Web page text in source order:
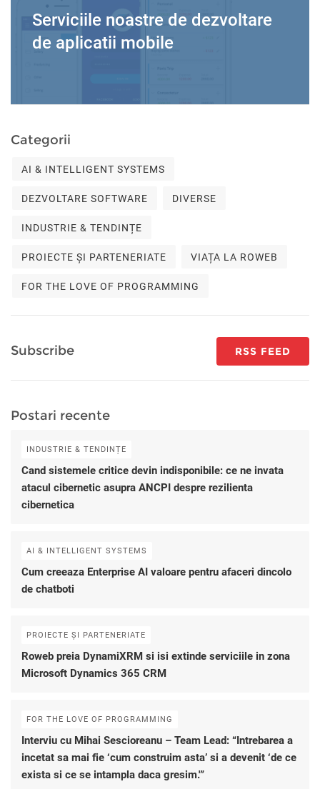
Serviciile noastre de dezvoltare
de aplicatii mobile
Categorii
AI & INTELLIGENT SYSTEMS
DEZVOLTARE SOFTWARE DIVERSE
INDUSTRIE & TENDINȚE
PROIECTE ȘI PARTENERIATE VIAȚA LA ROWEB
FOR THE LOVE OF PROGRAMMING
Subscribe RSS FEED
Postari recente
INDUSTRIE & TENDINȚE
Cand sistemele critice devin indisponibile: ce ne invata
atacul cibernetic asupra ANCPI despre rezilienta
cibernetica
AI & INTELLIGENT SYSTEMS
Cum creeaza Enterprise AI valoare pentru afaceri dincolo
de chatboti
PROIECTE ȘI PARTENERIATE
Roweb preia DynamiXRM si isi extinde serviciile in zona
Microsoft Dynamics 365 CRM
FOR THE LOVE OF PROGRAMMING
Interviu cu Mihai Sescioreanu – Team Lead: “Intrebarea a
incetat sa mai fie ‘cum construim asta’ si a devenit ‘de ce
exista si ce se intampla daca gresim.'”